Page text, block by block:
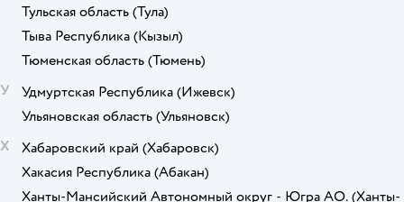
Тульская область (Тула)
Тыва Республика (Кызыл)
Тюменская область (Тюмень)
У
Удмуртская Республика (Ижевск)
Ульяновская область (Ульяновск)
Х
Хабаровский край (Хабаровск)
Хакасия Республика (Абакан)
Ханты-Мансийский Автономный округ - Югра АО. (Ханты-